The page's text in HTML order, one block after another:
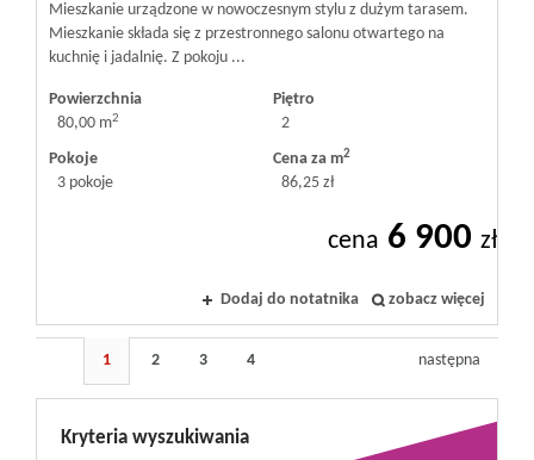
Mieszkanie urządzone w nowoczesnym stylu z dużym tarasem.
Mieszkanie składa się z przestronnego salonu otwartego na
kuchnię i jadalnię. Z pokoju ...
Powierzchnia
80,00 m2
Piętro
2
Pokoje
3 pokoje
Cena za m2
86,25 zł
cena 6 900 zł
Dodaj do notatnika zobacz więcej
1 2 3 4 następna
Kryteria wyszukiwania